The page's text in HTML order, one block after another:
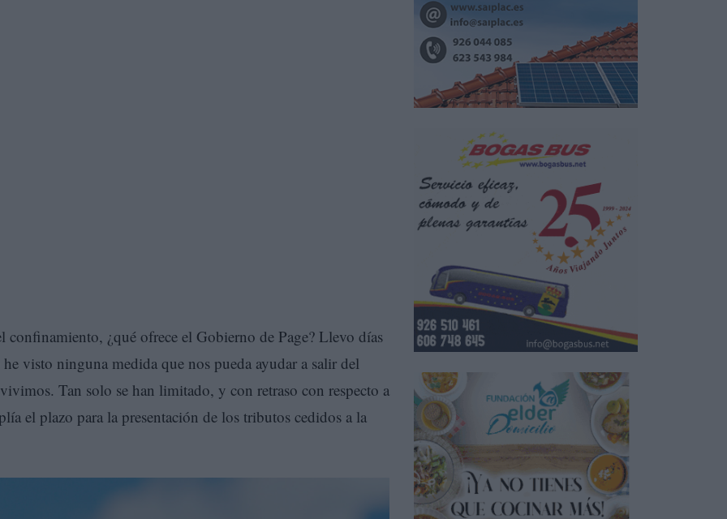
confinamiento, ¿qué ofrece el Gobierno de Page? Llevo días
visto ninguna medida que nos pueda ayudar a salir del
Tan solo se han limitado, y con retraso con respecto a
el plazo para la presentación de los tributos cedidos a la